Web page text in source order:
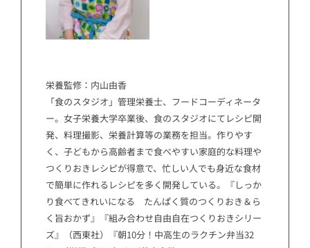
栄養監修：内山由香
「食のスタジオ」管理栄養士、フードコーディネータ
ー。女子栄養大学卒業後、食のスタジオにてレシピ開
発、料理撮影、栄養計算等の業務を担当。作りやす
く、子どもから高齢者まで食べやすい家庭的な料理や
つくりおきレシピが得意で、忙しい人でも身近な食材
で簡単に作れるレシピを多く開発している。『しっか
り食べてきれいになる たんぱく質のつくりおき＆ら
く旨おかず』『組み合わせ自由自在つくりおきシリー
ズ』（西東社）『朝10分！中高生のラクチン弁当32